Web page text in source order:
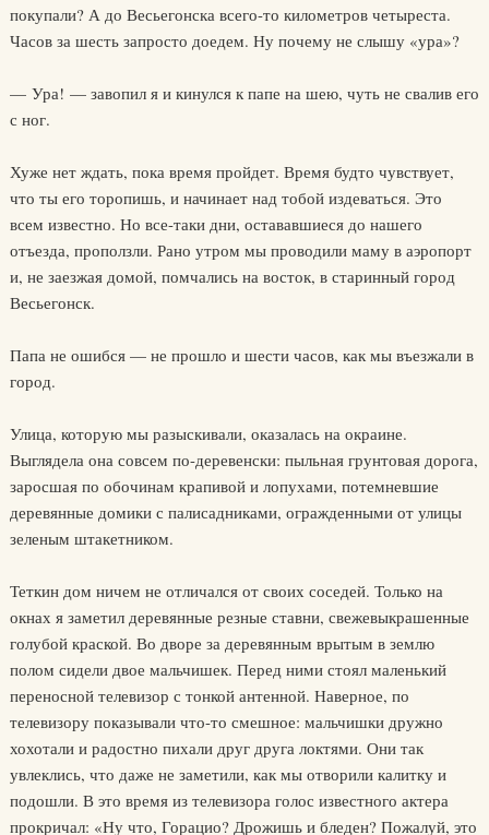
покупали? А до Весьегонска всего-то километров четыреста.
Часов за шесть запросто доедем. Ну почему не слышу «ура»?
— Ура! — завопил я и кинулся к папе на шею, чуть не свалив его
с ног.
Хуже нет ждать, пока время пройдет. Время будто чувствует,
что ты его торопишь, и начинает над тобой издеваться. Это
всем известно. Но все-таки дни, остававшиеся до нашего
отъезда, проползли. Рано утром мы проводили маму в аэропорт
и, не заезжая домой, помчались на восток, в старинный город
Весьегонск.
Папа не ошибся — не прошло и шести часов, как мы въезжали в
город.
Улица, которую мы разыскивали, оказалась на окраине.
Выглядела она совсем по-деревенски: пыльная грунтовая дорога,
заросшая по обочинам крапивой и лопухами, потемневшие
деревянные домики с палисадниками, огражденными от улицы
зеленым штакетником.
Теткин дом ничем не отличался от своих соседей. Только на
окнах я заметил деревянные резные ставни, свежевыкрашенные
голубой краской. Во дворе за деревянным врытым в землю
полом сидели двое мальчишек. Перед ними стоял маленький
переносной телевизор с тонкой антенной. Наверное, по
телевизору показывали что-то смешное: мальчишки дружно
хохотали и радостно пихали друг друга локтями. Они так
увлеклись, что даже не заметили, как мы отворили калитку и
подошли. В это время из телевизора голос известного актера
прокричал: «Ну что, Горацио? Дрожишь и бледен? Пожалуй, это